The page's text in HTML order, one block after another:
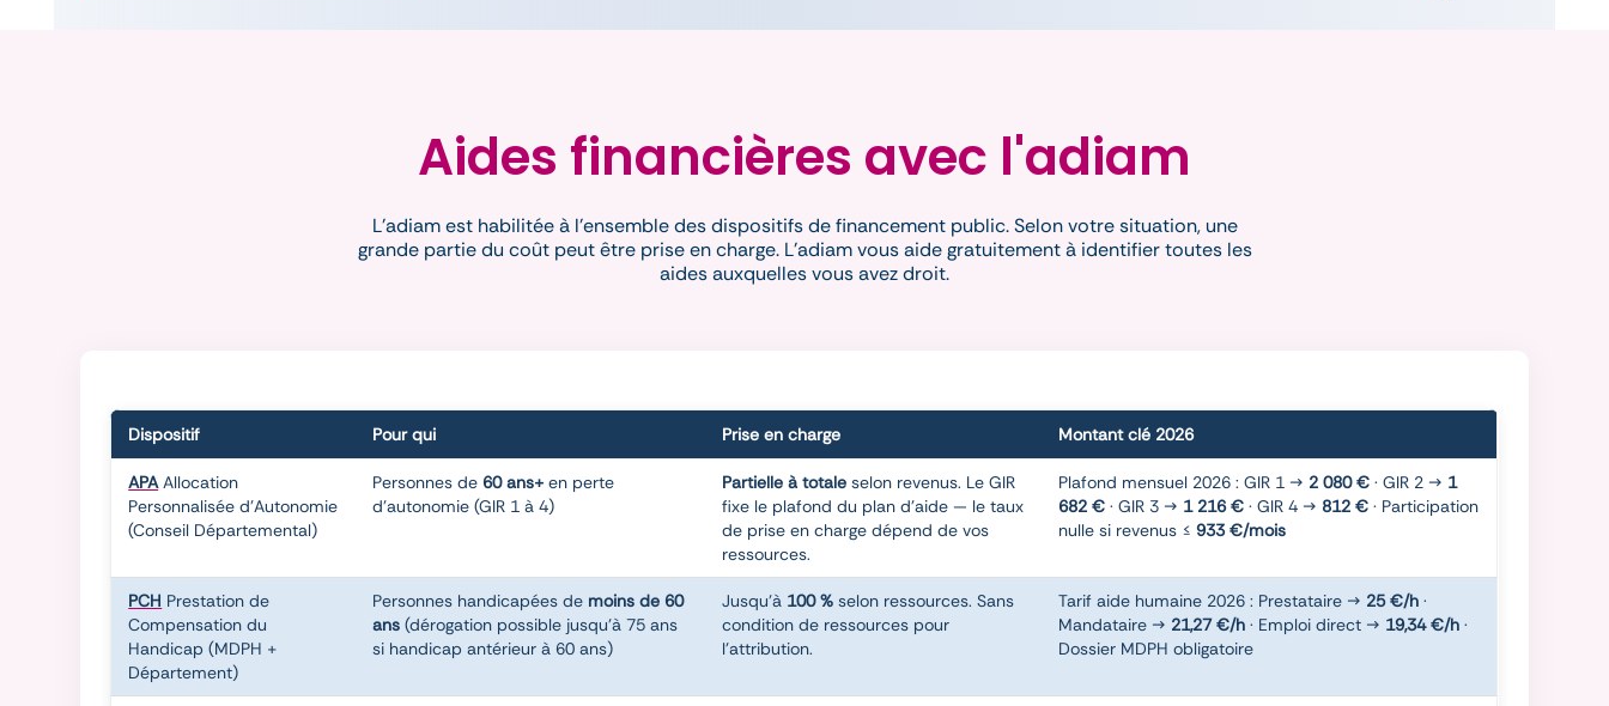
Aides financières avec l'adiam
L'adiam est habilitée à l'ensemble des dispositifs de financement public. Selon votre situation, une
grande partie du coût peut être prise en charge. L'adiam vous aide gratuitement à identifier toutes les
aides auxquelles vous avez droit.
Dispositif Pour qui Prise en charge Montant clé 2026
APAAllocation
Personnalisée d'Autonomie
(Conseil Départemental)
Personnes de 60 ans+ en perte
d'autonomie (GIR 1 à 4)
Partielle à totale selon revenus. Le GIR
fixe le plafond du plan d'aide — le taux
de prise en charge dépend de vos
ressources.
Plafond mensuel 2026 : GIR 1 → 2 080 € · GIR 2 → 1
682 € · GIR 3 → 1 216 € · GIR 4 → 812 € · Participation
nulle si revenus ≤933 €/mois
PCH Prestation de
Compensation du
Handicap (MDPH +
Département)
Personnes handicapées de moins de 60
ans (dérogation possible jusqu'à 75 ans
si handicap antérieur à 60 ans)
Jusqu'à 100 % selon ressources. Sans
condition de ressources pour
l'attribution.
Tarif aide humaine 2026 : Prestataire → 25 €/h ·
Mandataire → 21,27 €/h · Emploi direct → 19,34 €/h ·
Dossier MDPH obligatoire